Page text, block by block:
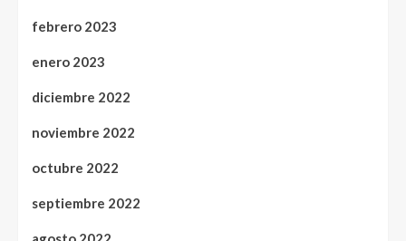
febrero 2023
enero 2023
diciembre 2022
noviembre 2022
octubre 2022
septiembre 2022